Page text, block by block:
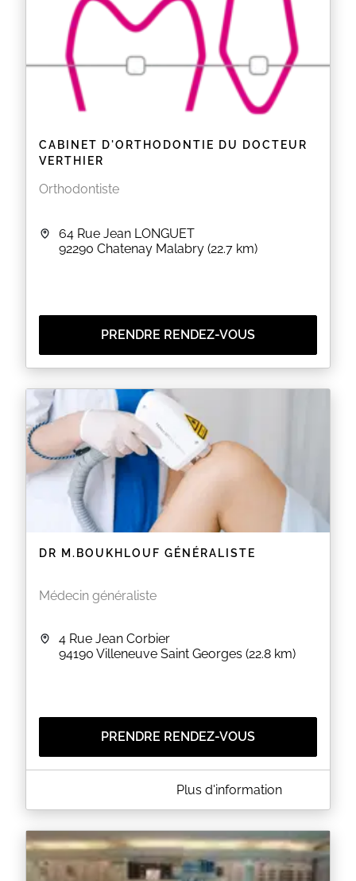
Mon travail agit en profondeur sur les fascias, afin
de relancer la circulation lymphatique et permettre
au corps de se rééquilibrer.
Les résultats : une récupération optimisée, une peau
plus lisse lumineuse
, et une sensation immédiate
delégèreté.
CABINET D'ORTHODONTIE DU DOCTEUR
VERTHIER
Orthodontiste
64 Rue Jean LONGUET
92290 Chatenay Malabry (22.7 km)
PRENDRE RENDEZ-VOUS
DR M.BOUKHLOUF GÉNÉRALISTE
Médecin généraliste
4 Rue Jean Corbier
94190 Villeneuve Saint Georges (22.8 km)
PRENDRE RENDEZ-VOUS
A PROPOS DE DR M.BOUKHLOUF GÉNÉRALISTE
A PARTIR DU 01/04/2024 CET AGENDA (RDV360)
TELECHARGEZ L'APPLICATION KELDOC SUR VOS
PORTABLES ET CONNECTEZ VOUS POUR VOIR
LES RENDEZ-VOUS DISPONIBLES
Plus d'information